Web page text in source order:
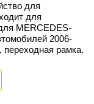
для
для
MERCEDES-
2006-
переходная рамка.